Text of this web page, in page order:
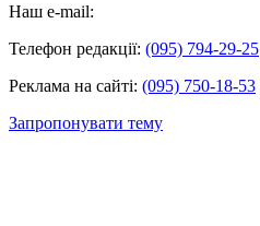
Наш e-mail:
Телефон редакції: (095) 794-29-25
Реклама на сайті: (095) 750-18-53
Запропонувати тему